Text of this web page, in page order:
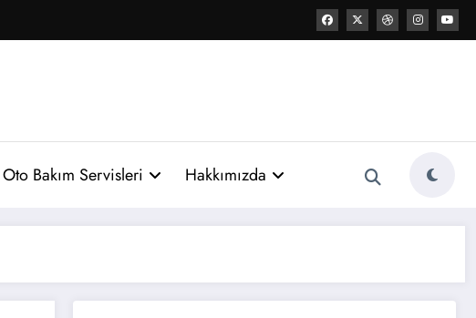
Oto Bakım Servisleri Hakkımızda